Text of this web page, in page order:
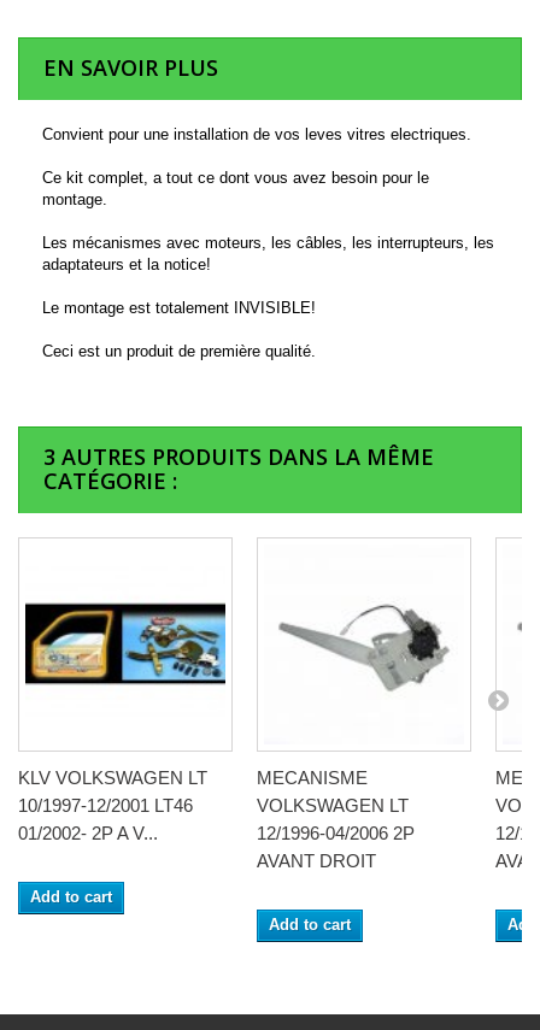
EN SAVOIR PLUS
Convient pour une installation de vos leves vitres electriques.
Ce kit complet, a tout ce dont vous avez besoin pour le
montage.
Les mécanismes avec moteurs, les câbles, les interrupteurs, les
adaptateurs et la notice!
Le montage est totalement INVISIBLE!
Ceci est un produit de première qualité.
3 AUTRES PRODUITS DANS LA MÊME
CATÉGORIE :
KLV VOLKSWAGEN LT
10/1997-12/2001 LT46
01/2002- 2P A V...
Add to cart
MECANISME
VOLKSWAGEN LT
12/1996-04/2006 2P
AVANT DROIT
Add to cart
12/